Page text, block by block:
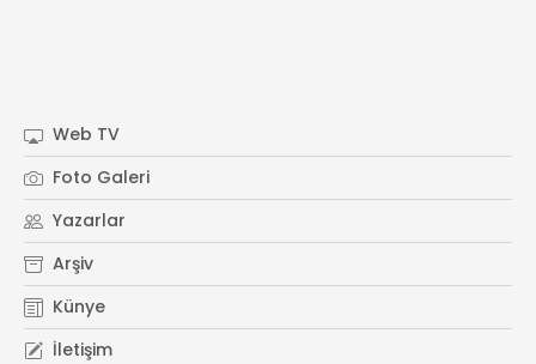
Web TV
Foto Galeri
Yazarlar
Arşiv
Künye
İletişim